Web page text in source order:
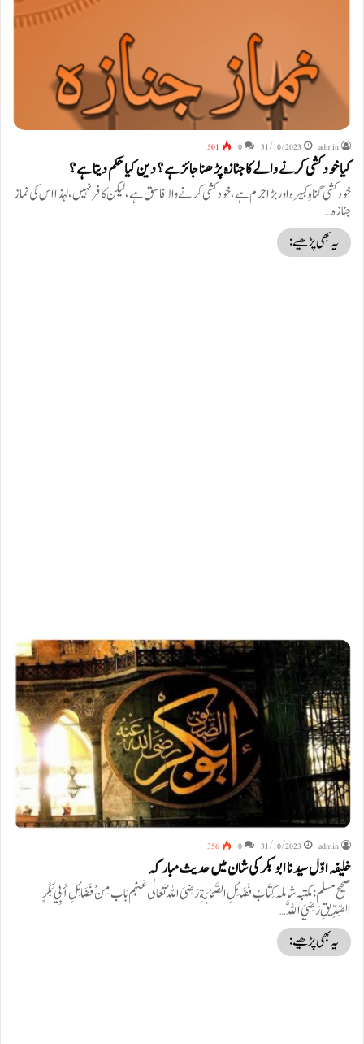
admin
31/10/2023
0
501
کیا خود کشی کرنے والے کا جنازہ پڑھنا جائز ہے ؟ دین کیا حکم دیتا ہے ؟
خودکشی گناہِ کبیرہ اور بڑا جرم ہے،خود کشی کرنے والا فاسق ہے، لیکن کافر نہیں، لہذا اس کی نماز
جنازہ…
یہ بھی پڑھیے:
admin
31/10/2023
0
356
خلیفہ اوّل سیدنا ابوبکر کی شان میں حدیث مبارکہ
صحیح مسلم : مکتبہ شاملہ كِتَابُ فَضَائِلِ الصَّحَابَةِ رَضِیَ اللہُ تَعَالٰی عَنہُم بَاب مِنْ فَضَائِلِ أَبِي بَكْرٍ
الصِّدِّيقِ رَضِيَ اللَّهُ…
یہ بھی پڑھیے: